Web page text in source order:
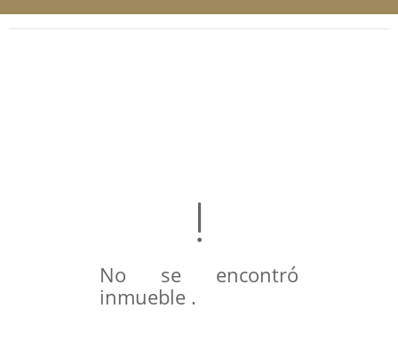
No se encontró
inmueble .